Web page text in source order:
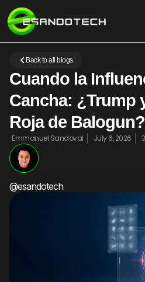
Back to all blogs
Cuando la
Cancha: ¿Trump
Roja de Balogun?
Emmanuel Sandoval July 6, 2026
@esandotech